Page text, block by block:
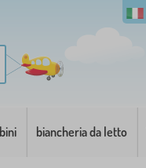
biancheria da letto